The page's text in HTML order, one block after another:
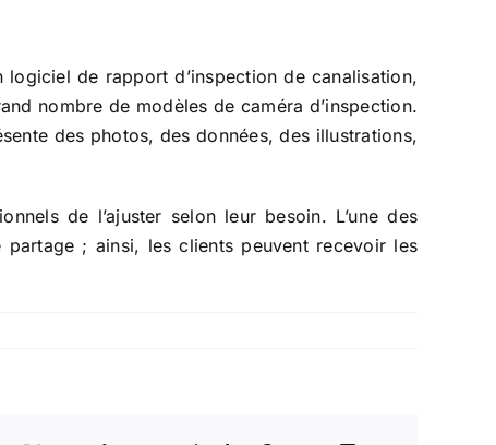
logiciel de rapport d’inspection de canalisation,
nombre de modèles de caméra d’inspection.
des photos, des données, des illustrations,
de l’ajuster selon leur besoin. L’une des
; ainsi, les clients peuvent recevoir les